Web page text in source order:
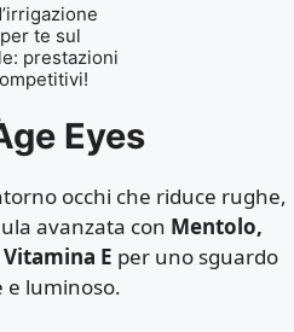
te sul
prestazioni
Eyes
occhi che riduce rughe,
avanzata con Mentolo,
E per uno sguardo
e luminoso.